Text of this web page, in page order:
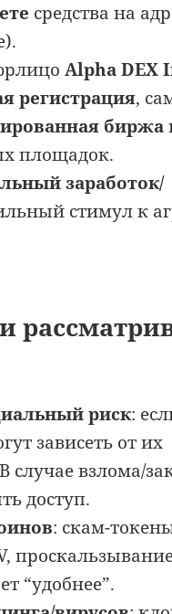
средства на
Alpha DEX
регистрация,
биржа
площадок.
заработок/
стимул к
риск:
зависеть от их
случае взлома/
доступ.
: скам-
“удобнее”.